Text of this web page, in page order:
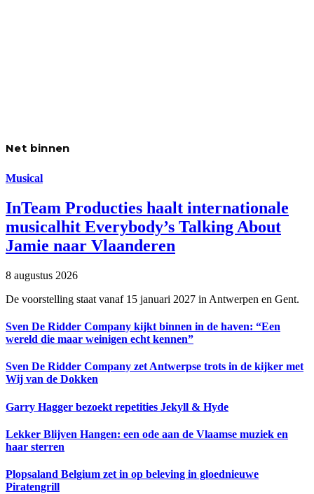
Net binnen
Musical
InTeam Producties haalt internationale
musicalhit Everybody’s Talking About
Jamie naar Vlaanderen
8 augustus 2026
De voorstelling staat vanaf 15 januari 2027 in Antwerpen en Gent.
Sven De Ridder Company kijkt binnen in de haven: “Een
wereld die maar weinigen echt kennen”
Sven De Ridder Company zet Antwerpse trots in de kijker met
Wij van de Dokken
Garry Hagger bezoekt repetities Jekyll & Hyde
Lekker Blijven Hangen: een ode aan de Vlaamse muziek en
haar sterren
Plopsaland Belgium zet in op beleving in gloednieuwe
Piratengrill